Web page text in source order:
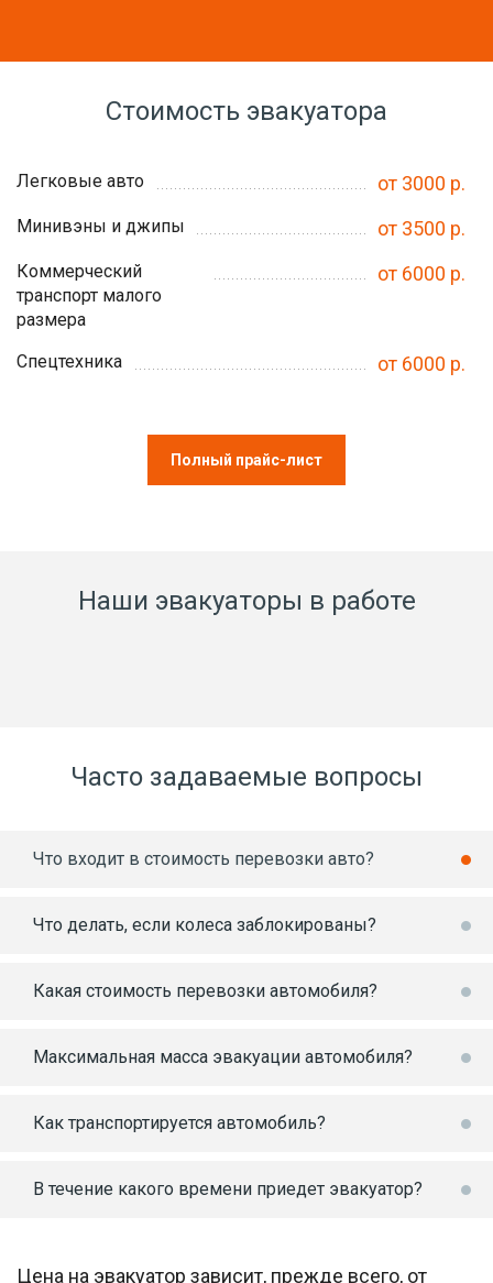
Стоимость эвакуатора
Легковые авто от 3000 р.
Минивэны и джипы от 3500 р.
Коммерческий
транспорт малого
размера
от 6000 р.
Спецтехника от 6000 р.
Полный прайс-лист
Наши эвакуаторы в работе
Часто задаваемые вопросы
Что входит в стоимость перевозки авто?
Что делать, если колеса заблокированы?
Какая стоимость перевозки автомобиля?
Максимальная масса эвакуации автомобиля?
Как транспортируется автомобиль?
В течение какого времени приедет эвакуатор?
Цена на эвакуатор зависит, прежде всего, от